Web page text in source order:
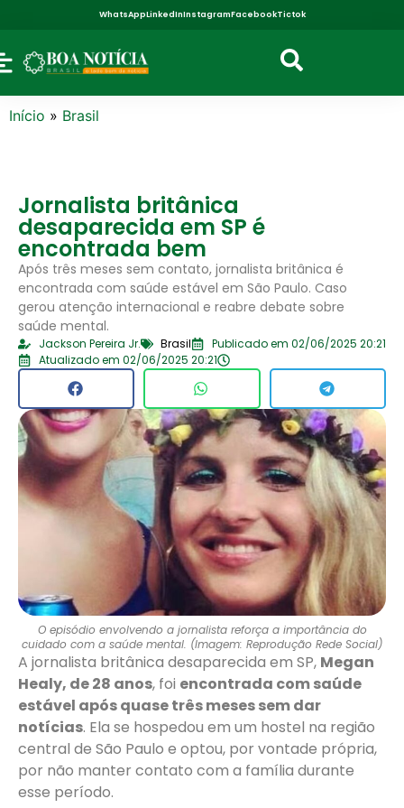
WhatsAppLinkedInInstagramFacebookTictok
Início » Brasil
Jornalista britânica
desaparecida em SP é
encontrada bem
Após três meses sem contato, jornalista britânica é
encontrada com saúde estável em São Paulo. Caso
gerou atenção internacional e reabre debate sobre
saúde mental.
Jackson Pereira Jr. Brasil
Publicado em 02/06/2025 20:21
Atualizado em 02/06/2025 20:21
O episódio envolvendo a jornalista reforça a importância do
cuidado com a saúde mental. (Imagem: Reprodução Rede Social)
A jornalista britânica desaparecida em SP, Megan
Healy, de 28 anos, foi encontrada com saúde
estável após quase três meses sem dar
notícias. Ela se hospedou em um hostel na região
central de São Paulo e optou, por vontade própria,
por não manter contato com a família durante
esse período.